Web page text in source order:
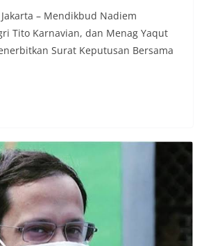
– Mendikbud Nadiem
Tito Karnavian, dan Menag Yaqut
Surat Keputusan Bersama